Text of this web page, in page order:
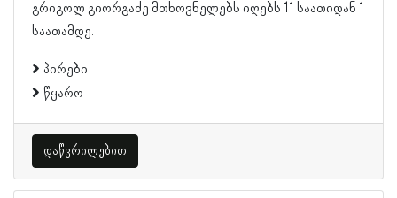
გრიგოლ გიორგაძე მთხოვნელებს იღებს 11 საათიდან 1
საათამდე.
პირები
წყარო
დაწვრილებით